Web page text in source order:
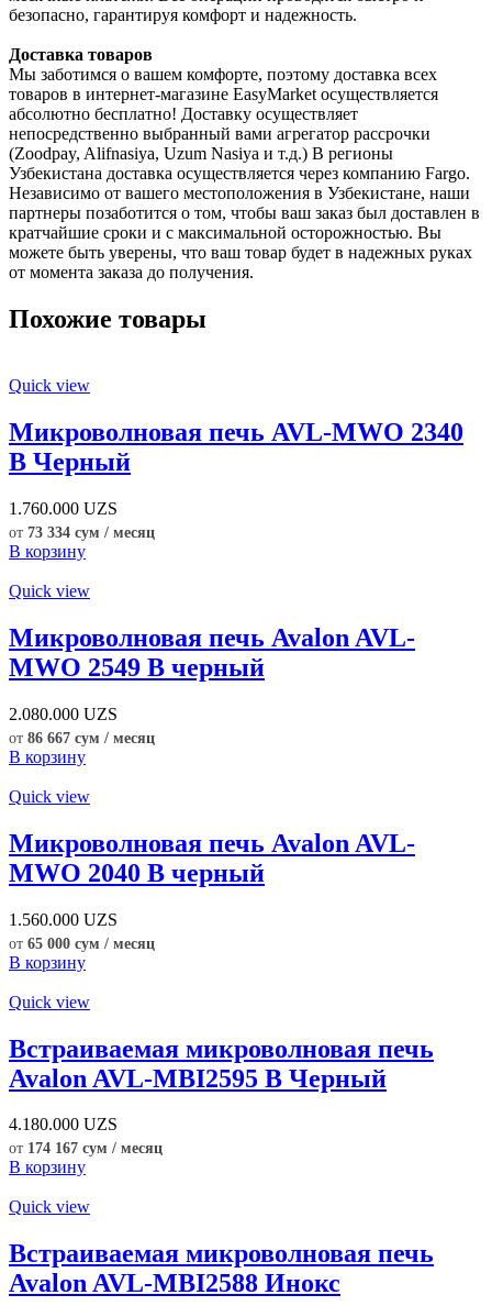
безопасно, гарантируя комфорт и надежность.
Доставка товаров
Мы заботимся о вашем комфорте, поэтому доставка всех
товаров в интернет-магазине EasyMarket осуществляется
абсолютно бесплатно! Доставку осуществляет
непосредственно выбранный вами агрегатор рассрочки
(Zoodpay, Alifnasiya, Uzum Nasiya и т.д.) В регионы
Узбекистана доставка осуществляется через компанию Fargo.
Независимо от вашего местоположения в Узбекистане, наши
партнеры позаботится о том, чтобы ваш заказ был доставлен в
кратчайшие сроки и с максимальной осторожностью. Вы
можете быть уверены, что ваш товар будет в надежных руках
от момента заказа до получения.
Похожие товары
Quick view
Микроволновая печь AVL-MWO 2340
B Черный
1.760.000 UZS
от 73 334 сум / месяц
В корзину
Quick view
Микроволновая печь Avalon AVL-
MWO 2549 B черный
2.080.000 UZS
от 86 667 сум / месяц
В корзину
Quick view
Микроволновая печь Avalon AVL-
MWO 2040 B черный
1.560.000 UZS
от 65 000 сум / месяц
В корзину
Quick view
Встраиваемая микроволновая печь
Avalon AVL-MBI2595 B Черный
4.180.000 UZS
от 174 167 сум / месяц
В корзину
Quick view
Встраиваемая микроволновая печь
Avalon AVL-MBI2588 Инокс